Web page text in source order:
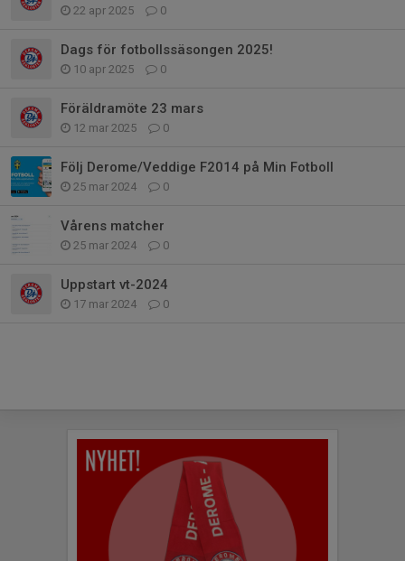
22 apr 2025 0
Dags för fotbollssäsongen 2025!
10 apr 2025 0
Föräldramöte 23 mars
12 mar 2025 0
Följ Derome/Veddige F2014 på Min Fotboll
25 mar 2024 0
Vårens matcher
25 mar 2024 0
Uppstart vt-2024
17 mar 2024 0